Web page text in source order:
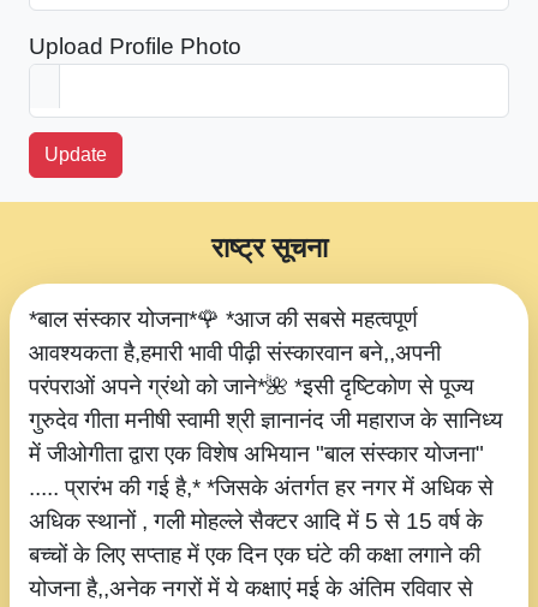
Upload Profile Photo
Update
*बाल संस्कार योजना*🌹 *आज की सबसे महत्वपूर्ण
आवश्यकता है,हमारी भावी पीढ़ी संस्कारवान बने,,अपनी
परंपराओं अपने ग्रंथो को जाने*🌺 *इसी दृष्टिकोण से पूज्य
गुरुदेव गीता मनीषी स्वामी श्री ज्ञानानंद जी महाराज के सानिध्य
में जीओगीता द्वारा एक विशेष अभियान "बाल संस्कार योजना"
..... प्रारंभ की गई है,* *जिसके अंतर्गत हर नगर में अधिक से
अधिक स्थानों , गली मोहल्ले सैक्टर आदि में 5 से 15 वर्ष के
बच्चों के लिए सप्ताह में एक दिन एक घंटे की कक्षा लगाने की
योजना है,,अनेक नगरों में ये कक्षाएं मई के अंतिम रविवार से
राष्ट्र सूचना